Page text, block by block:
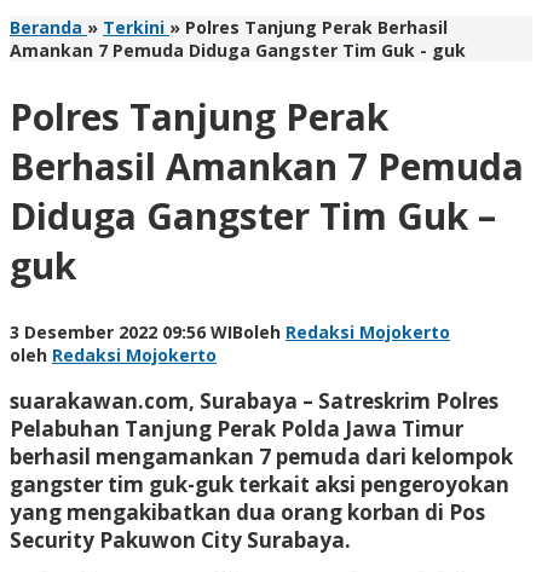
Beranda » Terkini » Polres Tanjung Perak Berhasil
Amankan 7 Pemuda Diduga Gangster Tim Guk - guk
Polres Tanjung Perak
Berhasil Amankan 7 Pemuda
Diduga Gangster Tim Guk –
guk
3 Desember 2022 09:56 WIBoleh Redaksi Mojokerto
oleh Redaksi Mojokerto
suarakawan.com, Surabaya – Satreskrim Polres
Pelabuhan Tanjung Perak Polda Jawa Timur
berhasil mengamankan 7 pemuda dari kelompok
gangster tim guk-guk terkait aksi pengeroyokan
yang mengakibatkan dua orang korban di Pos
Security Pakuwon City Surabaya.